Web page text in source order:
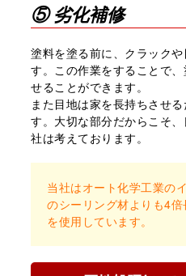
⑤ 劣化補修
塗料を塗る前に、クラック
す。この作業をすることで
せることができます。
また目地は家を⻑持ちさせ
す。⼤切な部分だからこそ
社は考えております。
当社はオート化学⼯業の
のシーリング材よりも4
を使⽤しています。